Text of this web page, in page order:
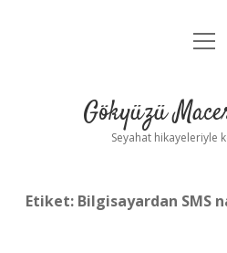
Anasayfa
Yasal
Gökyüzü
Seyahat hikayeleriyle
Etiket: Bilgisayardan SMS